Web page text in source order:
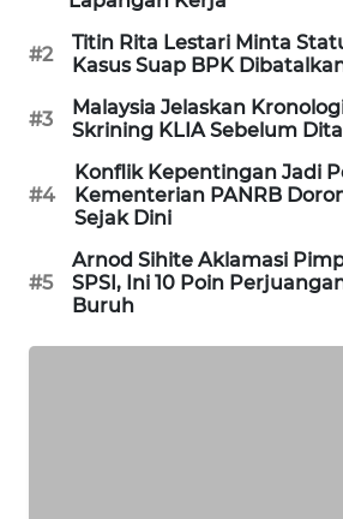
#2
Titin Rita Lestari Minta
Kasus Suap BPK
#3
Malaysia Jelaskan
Skrining KLIA Sebelum
#4
Konflik Kepentingan Jadi
Kementerian PANRB
Sejak Dini
#5
Arnod Sihite Aklamasi
SPSI, Ini 10 Poin
Buruh
WAHANA
HEALTH
WAHANA
WISATA
WAHANA
Network